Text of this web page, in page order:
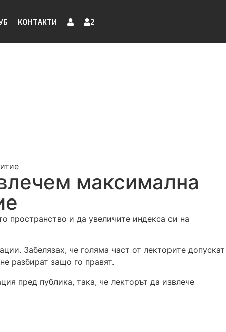
КОНТАКТИ 2
максимална
пространство и да увеличите индекса си на
Забелязах, че голяма част от лекторите допускат
разбират защо го правят.
пред публика, така, че лекторът да извлече